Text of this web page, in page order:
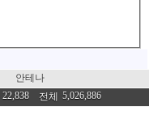
안테나
22,838 전체 5,026,886